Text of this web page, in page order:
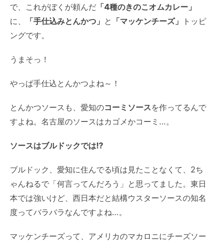
で、これがぼくが頼んだ 「4種のきのこオムカレー」
に、
「手仕込みとんかつ」 と 「マッケンチーズ」
トッピ
ングです。
うまそっ！
やっぱ手仕込とんかつよね～！
とんかつソースも、愛知のコーミソースを作ってるんで
すよね。名古屋のソースはカゴメかコーミ…。
ソースはブルドックでは!?
ブルドック、愛知に住んでる頃は見たことなくて、2ち
ゃんねるで「何言ってんだろう」と思ってました。東日
本では強いけど、西日本だと結構ウスターソースの知名
度ってバラバラなんですよね…。
マッケンチーズって、アメリカのマカロニにチーズソー